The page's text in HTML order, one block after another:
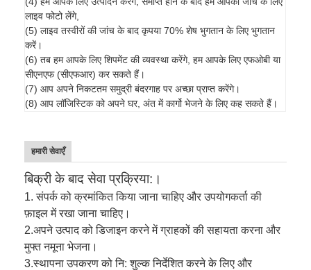
लाइव फोटो लेंगे,
(5) लाइव तस्वीरों की जांच के बाद कृपया 70% शेष भुगतान के लिए भुगतान
करें।
(6) तब हम आपके लिए शिपमेंट की व्यवस्था करेंगे, हम आपके लिए एफओबी या
सीएनएफ (सीएफआर) कर सकते हैं।
(7) आप अपने निकटतम समुद्री बंदरगाह पर अच्छा प्राप्त करेंगे।
(8) आप लॉजिस्टिक को अपने घर, अंत में कार्गो भेजने के लिए कह सकते हैं।
हमारी सेवाएँ
बिक्री के बाद सेवा प्रक्रिया:।
1. संपर्क को क्रमांकित किया जाना चाहिए और उपयोगकर्ता की
फ़ाइल में रखा जाना चाहिए।
2.अपने उत्पाद को डिजाइन करने में ग्राहकों की सहायता करना और
मुफ्त नमूना भेजना।
3.स्थापना उपकरण को नि: शुल्क निर्देशित करने के लिए और